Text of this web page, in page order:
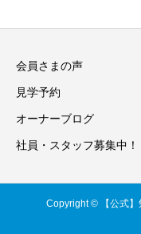
会員さまの声
見学予約
オーナーブログ
社員・スタッフ募集中！
Copyright © 【公式】